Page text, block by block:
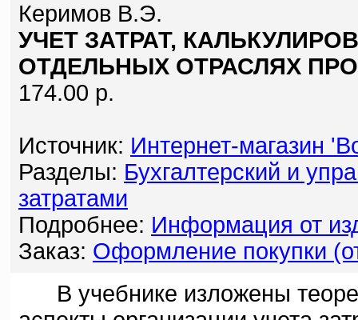
Керимов В.Э.
УЧЕТ ЗАТРАТ,
ОТДЕЛЬНЫХ ОТРАСЛЯХ
174.00 р.
Источник: Интернет-магазин
Разделы: Бухгалтерский и
затратами
Подробнее: Информация от
Заказ: Оформление покупки
В учебнике изложены